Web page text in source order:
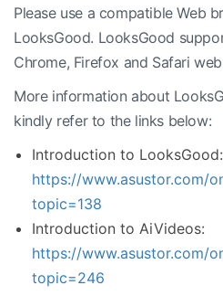
Please use a compatible Web
LooksGood. LooksGood
Chrome, Firefox and Safari
More information about
kindly refer to the links below:
Introduction to LooksGood:
https://www.asustor.com/
topic=138
Introduction to AiVideos:
https://www.asustor.com/
topic=246